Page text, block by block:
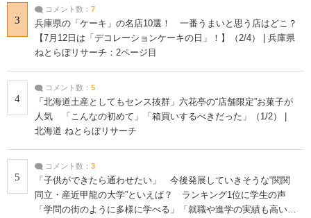
3
コメント数： 7
兵庫県の「ケーキ」の名店10選！ 一番うまいと思う店はどこ？
【7月12日は「デコレーションケーキの日」！】（2/4） | 兵庫県
ねとらぼリサーチ：2ページ目
4
コメント数： 5
「北海道土産としてもセンス抜群」六花亭の“店舗限定”お菓子が
人気 「こんなの初めて」「箱買いするべきだった」（1/2） |
北海道 ねとらぼリサーチ
5
コメント数： 3
「子供ができたら通わせたい」 今後発展していきそうな“関関
同立・産近甲龍の大学”といえば？ ランキング1位に学生の声
「学問の街のように多様に学べる」「就職や進学の実績も高い」